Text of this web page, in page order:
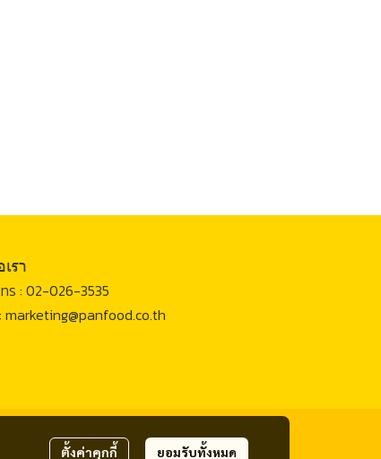
ตั้งค่าคุกกี้ ยอมรับทั้งหมด
รา
ร : 02-026-3535
marketing@panfood.co.th